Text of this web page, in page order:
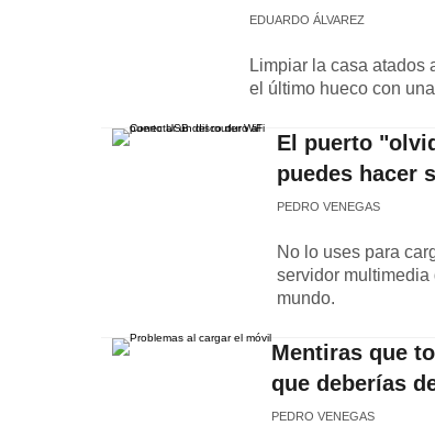
EDUARDO ÁLVAREZ
Limpiar la casa atados
el último hueco con
El puerto
puedes hacer
PEDRO VENEGAS
No lo uses para
servidor multimedia
mundo.
Mentiras que
que deberías
PEDRO VENEGAS